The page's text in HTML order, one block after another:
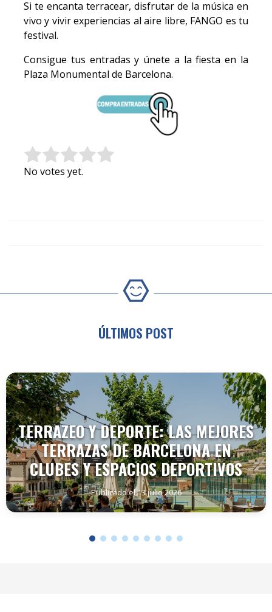
Si te encanta terracear, disfrutar de la música en
vivo y vivir experiencias al aire libre, FANGO es tu
festival.
Consigue tus entradas y únete a la fiesta en la
Plaza Monumental de Barcelona.
Rate this item:
No votes yet.
ÚLTIMOS POST
TERRAZEO Y DEPORTE: LAS MEJORES
TERRAZAS DE BARCELONA EN
CLUBES Y ESPACIOS DEPORTIVOS
Publicado el 13 julio 2026
SEGUIR LEYENDO